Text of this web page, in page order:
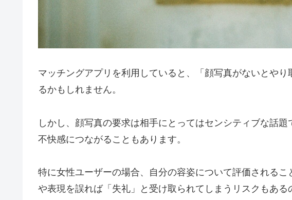
マッチングアプリを利用していると、「顔写真がないとや
るかもしれません。
しかし、顔写真の要求は相手にとってはセンシティブな話
不快感につながることもあります。
特に女性ユーザーの場合、自分の容姿について評価される
や表現を誤れば「失礼」と受け取られてしまうリスクもある